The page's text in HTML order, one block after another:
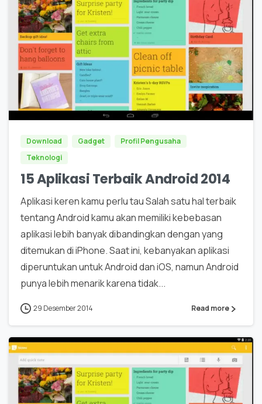
0
Download Gadget
Profil Pengusaha
Teknologi
15 Aplikasi Terbaik Android 2014
Aplikasi keren kamu perlu tau Salah satu hal terbaik
tentang Android kamu akan memiliki kebebasan
aplikasi lebih banyak dibandingkan dengan yang
ditemukan di iPhone. Saat ini, kebanyakan aplikasi
diperuntukan untuk Android dan iOS, namun Android
punya lebih menarik karena tidak...
29 Desember 2014 Read more